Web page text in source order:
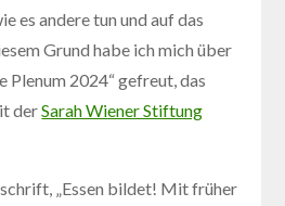
es andere tun und auf das
Grund habe ich mich über
Plenum 2024“ gefreut, das
derSarah Wiener Stiftung
„Essen bildet! Mit früher